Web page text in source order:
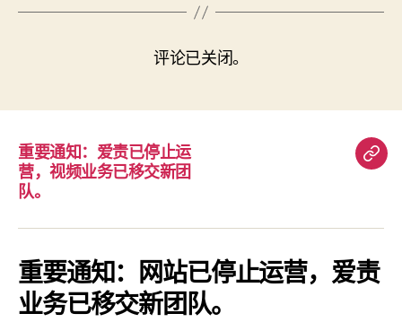
评论已关闭。
重要通知：爱责已停止运
营，视频业务已移交新团
队。
重
知：
爱
责
重要通知：网站已停止运营，爱责
业务已移交新团队。